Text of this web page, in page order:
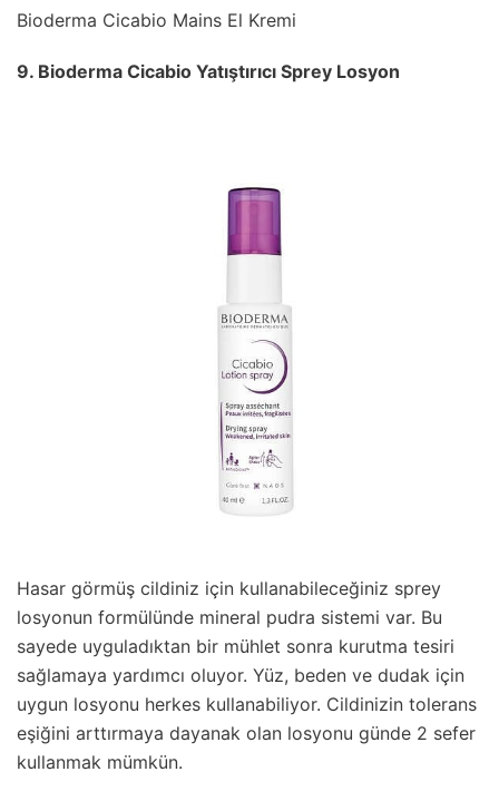
Bioderma Cicabio Mains El Kremi
9. Bioderma Cicabio Yatıştırıcı Sprey Losyon
Hasar görmüş cildiniz için kullanabileceğiniz sprey
losyonun formülünde mineral pudra sistemi var. Bu
sayede uyguladıktan bir mühlet sonra kurutma tesiri
sağlamaya yardımcı oluyor. Yüz, beden ve dudak için
uygun losyonu herkes kullanabiliyor. Cildinizin tolerans
eşiğini arttırmaya dayanak olan losyonu günde 2 sefer
kullanmak mümkün.